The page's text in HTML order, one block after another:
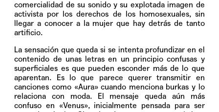
comercialidad de su sonido y su explotada imagen de
activista por los derechos de los homosexuales, sin
llegar a conocer a la mujer que hay detrás de tanto
artificio.
La sensación que queda si se intenta profundizar en el
contenido de unas letras en un principio confusas y
superficiales es que pueden esconder más de lo que
aparentan. Es lo que parece querer transmitir en
canciones como «Aura» cuando menciona burkas y lo
relaciona con moda. El mensaje queda aún más
confuso en «Venus», inicialmente pensada para ser